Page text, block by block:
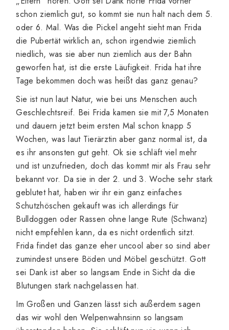
schon ziemlich gut, so kommt sie nun halt nach dem 5.
oder 6. Mal. Was die Pickel angeht sieht man Frida
die Pubertät wirklich an, schon irgendwie ziemlich
niedlich, was sie aber nun ziemlich aus der Bahn
geworfen hat, ist die erste Läufigkeit. Frida hat ihre
Tage bekommen doch was heißt das ganz genau?
Sie ist nun laut Natur, wie bei uns Menschen auch
Geschlechtsreif. Bei Frida kamen sie mit 7,5 Monaten
und dauern jetzt beim ersten Mal schon knapp 5
Wochen, was laut Tierärztin aber ganz normal ist, da
es ihr ansonsten gut geht. Ok sie schläft viel mehr
und ist unzufrieden, doch das kommt mir als Frau sehr
bekannt vor. Da sie in der 2. und 3. Woche sehr stark
geblutet hat, haben wir ihr ein ganz einfaches
Schutzhöschen gekauft was ich allerdings für
Bulldoggen oder Rassen ohne lange Rute (Schwanz)
nicht empfehlen kann, da es nicht ordentlich sitzt.
Frida findet das ganze eher uncool aber so sind aber
zumindest unsere Böden und Möbel geschützt. Gott
sei Dank ist aber so langsam Ende in Sicht da die
Blutungen stark nachgelassen hat.
Im Großen und Ganzen lässt sich außerdem sagen
das wir wohl den Welpenwahnsinn so langsam